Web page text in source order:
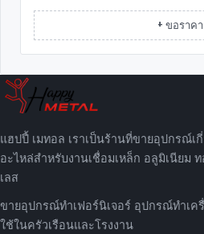
+ ขอราคา
แฮปปี้ เมทอล เราเป็นร้านที่ขายอุปกรณ์เ
อะไหล่สำหรับงานเชื่อมเหล็ก อลูมิเนียม
เลส
ขายอุปกรณ์ทำเฟอร์นิเจอร์ อุปกรณ์ทำเค
ใช้ในครัวเรือนและโรงงาน